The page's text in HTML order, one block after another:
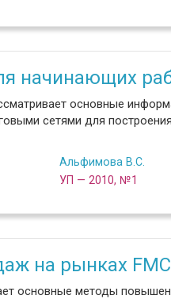
начинающих
основные
сетями для
Альфимова В.С.
УП — 2010, №1
на рынках
основные методы